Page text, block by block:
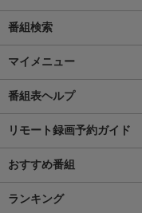
番組検索
マイメニュー
番組表ヘルプ
リモート録画予約ガイド
おすすめ番組
ランキング